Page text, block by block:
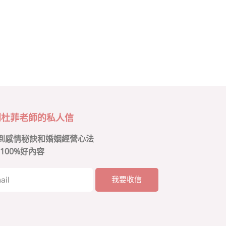
菲老師的私人信
感情秘訣和婚姻經營心法
好內容
我要收信